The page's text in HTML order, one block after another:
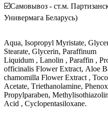
☑️Самовывоз - ст.м.
Универмага Беларусь)
Aqua, Isopropyl Myristate,
Stearate, Glycerin, Paraffinum
Liquidum , Lanolin , Paraffin ,
officinalis Flower Extract, Aloe
chamomilla Flower Extract ,
Acetate, Тriethanolamine,
Propylparaben,
Аcid , Cyclopentasiloxane.